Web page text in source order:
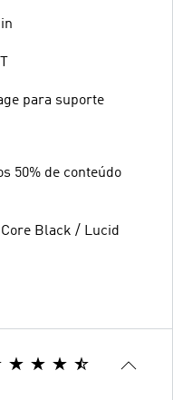
para suporte
50% de conteúdo
Black / Lucid